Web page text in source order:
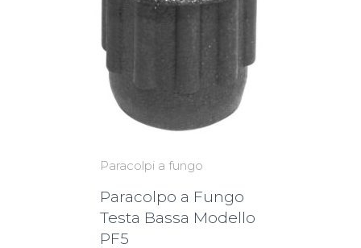
Paracolpi a fungo
Paracolpo a Fungo
Testa Bassa Modello
PF5